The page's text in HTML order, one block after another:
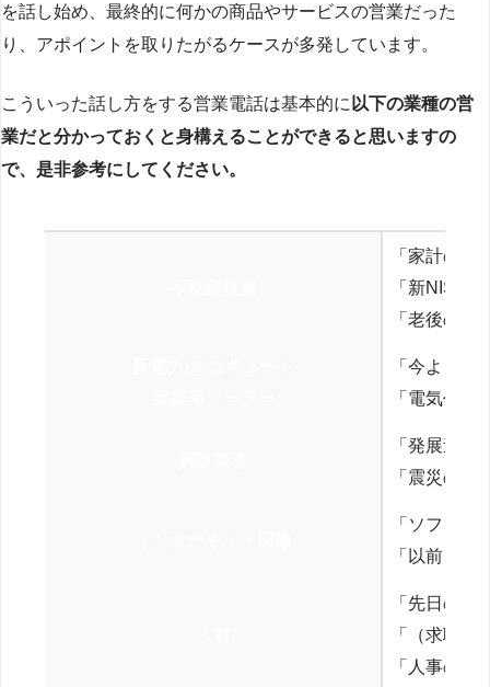
を話し始め、最終的に何かの商品やサービスの営業だった
り、アポイントを取りたがるケースが多発しています。
こういった話し方をする営業電話は基本的に 以下の業種の営
業だと分かっておくと身構えることができると思いますの
で、是非参考にしてください。
「家計の見
「新NISA
「老後の
「今より
「電気代を
「発展途
「震災の
「ソフト
「以前、
「先日の
「（求職
「人事の方